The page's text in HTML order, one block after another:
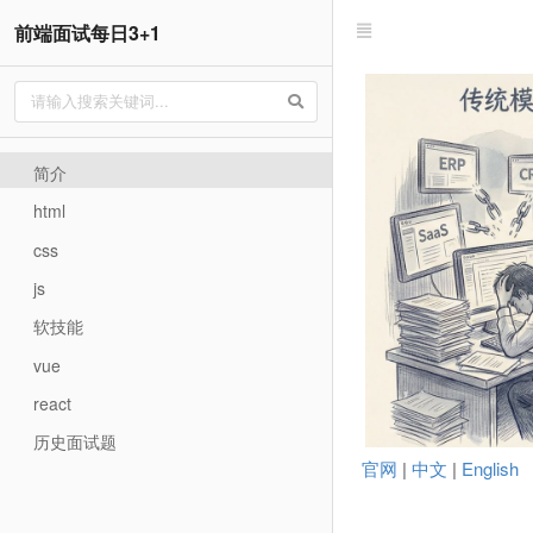
前端面试每日3+1
简介
html
css
js
软技能
vue
react
历史面试题
官网 | 中文 | English